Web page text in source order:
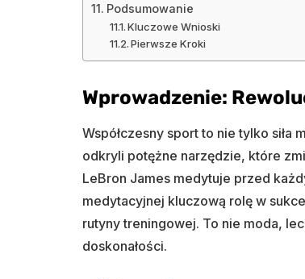
Podsumowanie
Kluczowe Wnioski
Pierwsze Kroki
Wprowadzenie:
Współczesny sport to nie tylko siła
odkryli potężne narzędzie, które
LeBron James medytuje przed
medytacyjnej kluczową rolę w
rutyny treningowej. To nie moda,
doskonałości.